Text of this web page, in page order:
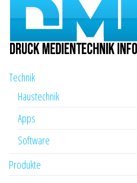
Technik
Haustechnik
Apps
Software
Produkte